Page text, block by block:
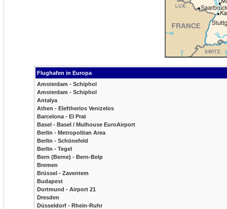
Flughafen in Europa
Amsterdam - Schiphol
Amsterdam - Schiphol
Antalya
Athen - Eleftherios Venizelos
Barcelona - El Prat
Basel - Basel / Mulhouse EuroAirport
Berlin - Metropolitan Area
Berlin - Schönefeld
Berlin - Tegel
Bern (Berne) - Bern-Belp
Bremen
Brüssel - Zaventem
Budapest
Dortmund - Airport 21
Dresden
Düsseldorf - Rhein-Ruhr